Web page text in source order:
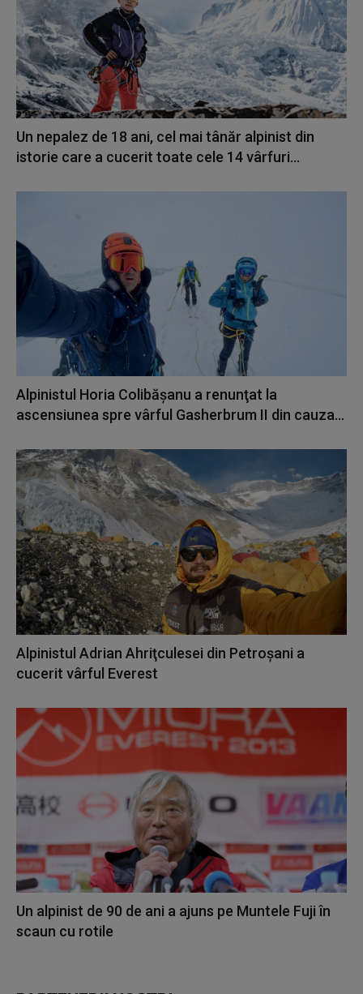
Un nepalez de 18 ani, cel mai tânăr alpinist din
istorie care a cucerit toate cele 14 vârfuri...
Alpinistul Horia Colibăşanu a renunţat la
ascensiunea spre vârful Gasherbrum II din cauza...
Alpinistul Adrian Ahriţculesei din Petroşani a
cucerit vârful Everest
Un alpinist de 90 de ani a ajuns pe Muntele Fuji în
scaun cu rotile